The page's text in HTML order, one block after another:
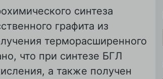
синтеза
графита из
терморасширенного
что при синтезе БГЛ
а также получен